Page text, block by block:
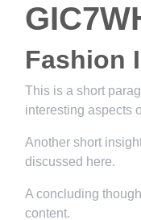
Fashion
This is a short
interesting aspects
Another short
discussed here.
A concluding
content.